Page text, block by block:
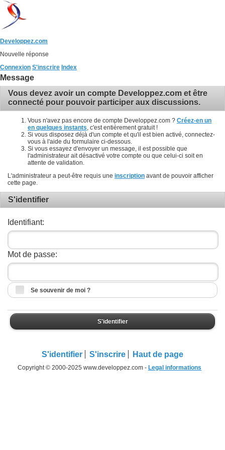
Developpez.com
Nouvelle réponse
Connexion S'inscrire Index
Message
Vous devez avoir un compte Developpez.com et être
connecté pour pouvoir participer aux discussions.
Vous n'avez pas encore de compte Developpez.com ? Créez-en un
en quelques instants , c'est entièrement gratuit !
Si vous disposez déjà d'un compte et qu'il est bien activé, connectez-
vous à l'aide du formulaire ci-dessous.
Si vous essayez d'envoyer un message, il est possible que
l'administrateur ait désactivé votre compte ou que celui-ci soit en
attente de validation.
L'administrateur a peut-être requis une inscription avant de pouvoir afficher
cette page.
S'identifier
Identifiant:
Mot de passe:
Se souvenir de moi ?
S'identifier
S'identifier S'inscrire Haut de page
Copyright © 2000-2025 www.developpez.com - Legal informations